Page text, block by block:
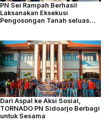
PN Sei Rampah Berhasil
Laksanakan Eksekusi
Pengosongan Tanah seluas
Dari Aspal ke Aksi Sosial,
TORNADO PN Sidoarjo Berbagi
untuk Sesama